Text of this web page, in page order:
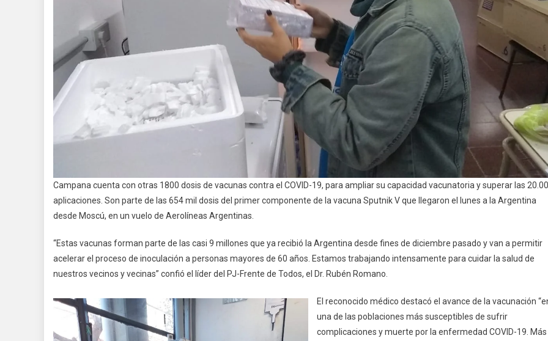
Campana cuenta con otras 1800 dosis de vacunas contra el COVID-19, para ampliar su capacidad vacunatoria y superar las
aplicaciones. Son parte de las 654 mil dosis del primer componente de la vacuna Sputnik V que llegaron el lunes a la Argentina
desde Moscú, en un vuelo de Aerolíneas Argentinas.
“Estas vacunas forman parte de las casi 9 millones que ya recibió la Argentina desde fines de diciembre pasado y van a permitir
acelerar el proceso de inoculación a personas mayores de 60 años. Estamos trabajando intensamente para cuidar la salud de
nuestros vecinos y vecinas” confió el líder del PJ-Frente de Todos, el Dr. Rubén Romano.
El reconocido médico destacó el avance de la vacunación
una de las poblaciones más susceptibles de sufrir
complicaciones y muerte por la enfermedad COVID-19. Más